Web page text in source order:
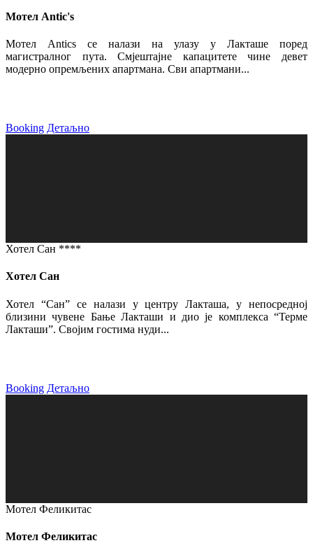
Мотел Antic's
Мотел Antics се налази на улазу у Лакташе поред
магистралног пута. Смјештајне капацитете чине девет
модерно опремљених апартмана. Сви апартмани...
Booking Детаљно
Хотел Сан ****
Хотел Сан
Хотел “Сан” се налази у центру Лакташа, у непосредној
близини чувене Бање Лакташи и дио је комплекса “Терме
Лакташи”. Својим гостима нуди...
Booking Детаљно
Мотел Феликитас
Мотел Феликитас